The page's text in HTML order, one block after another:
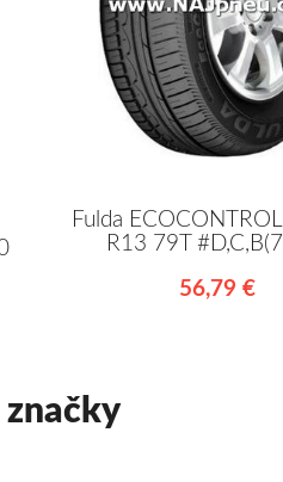
Fulda
R13 79T
56,79 €